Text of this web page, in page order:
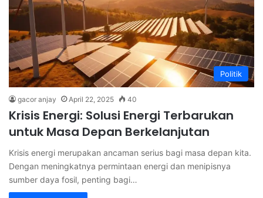
Politik
gacor anjay April 22, 2025 40
Krisis Energi: Solusi Energi Terbarukan
untuk Masa Depan Berkelanjutan
Krisis energi merupakan ancaman serius bagi masa depan kita.
Dengan meningkatnya permintaan energi dan menipisnya
sumber daya fosil, penting bagi…